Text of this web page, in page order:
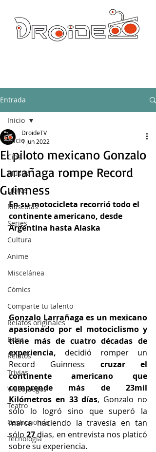
Entrada
Inicio
Cine
Música
Libros
Mascotas
Series
Cultura
Anime
Miscelánea
Cómics
Comparte tu talento
Relatos originales
Extra
Relatos
Trivias
Videojuegos
Teatro
Gastronomía
Tecnología
Inicio
El piloto mexicano Gonzalo
Larrañaga rompe Record
Guinness
DroideTV
1 jun 2022
En su motocicleta recorrió todo el
continente americano, desde
Argentina hasta Alaska
Gonzalo Larrañaga es un mexicano
apasionado por el motociclismo y
tiene más de cuatro décadas de
experiencia, decidió romper un
Record Guinness cruzar el
continente americano que
comprende más de 23mil
Kilómetros en 33 días, Gonzalo no
sólo lo logró sino que superó la
marca haciendo la travesía en tan
sólo 27 dias, en entrevista nos platicó
sobre su experiencia.